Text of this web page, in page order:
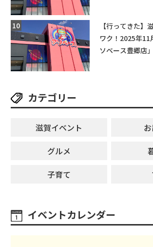
【行ってきた】
ワク！2025年11
ソベース豊郷店
カテゴリー
滋賀イベント
グルメ
子育て
イベントカレンダー